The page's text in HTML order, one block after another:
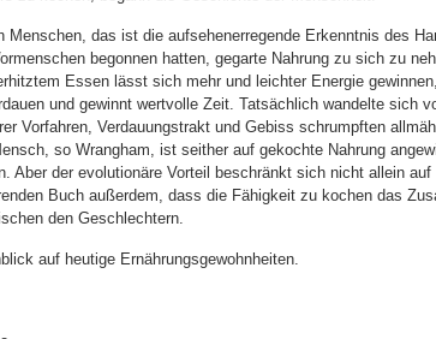
das ist die aufsehenerregende Erkenntnis des
begonnen hatten, gegarte Nahrung zu sich zu
Essen lässt sich mehr und leichter Energie
und gewinnt wertvolle Zeit. Tatsächlich wandelte sich
Vorfahren, Verdauungstrakt und Gebiss schrumpften
so Wrangham, ist seither auf gekochte Nahrung
Aber der evolutionäre Vorteil beschränkt sich nicht allein
Buch außerdem, dass die Fähigkeit zu kochen das
den Geschlechtern.
auf heutige Ernährungsgewohnheiten.